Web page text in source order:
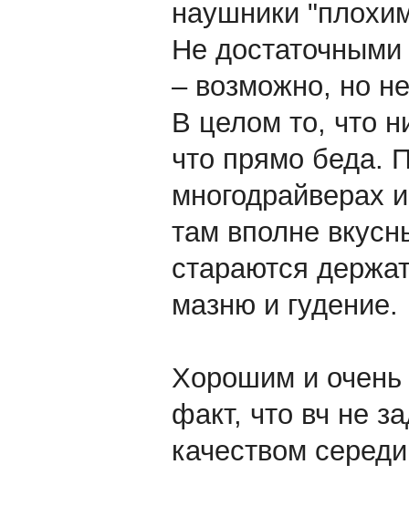
наушники
Не
– возможно, но
В целом то, что
что прямо беда.
многодрайверах
там вполне
стараются
мазню и гудение.
Хорошим и очень
факт, что вч не
качеством